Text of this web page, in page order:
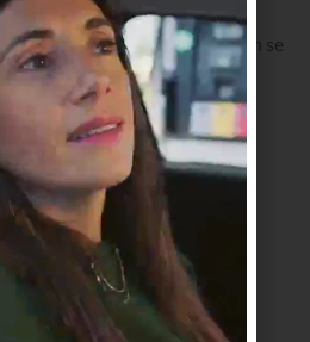
se han vuelto basurales, si
a las casa quiero saber quien se